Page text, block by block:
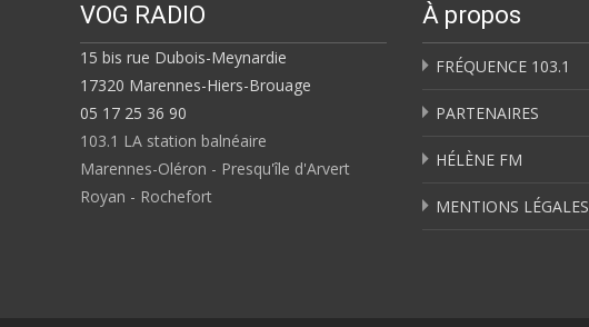
VOG RADIO
15 bis rue Dubois-Meynardie
17320 Marennes-Hiers-Brouage
05 17 25 36 90
103.1 LA station balnéaire
Marennes-Oléron - Presqu'île d'Arvert
Royan - Rochefort
À propos
FRÉQUENCE 103.1
PARTENAIRES
HÉLÈNE FM
MENTIONS LÉGALES